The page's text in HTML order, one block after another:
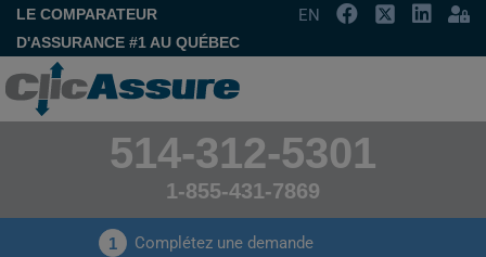
LE COMPARATEUR
D'ASSURANCE #1 AU QUÉBEC
EN
514-312-5301
1-855-431-7869
1 Complétez une demande